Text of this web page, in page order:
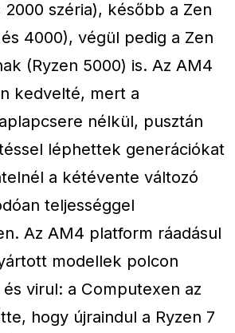
2000 széria), később a Zen
4000), végül pedig a Zen
(Ryzen 5000) is. Az AM4
kedvelté, mert a
nélkül, pusztán
léphettek generációkat
a kétévente változó
teljességgel
Az AM4 platform ráadásul
modellek polcon
virul: a Computexen az
hogy újraindul a Ryzen 7